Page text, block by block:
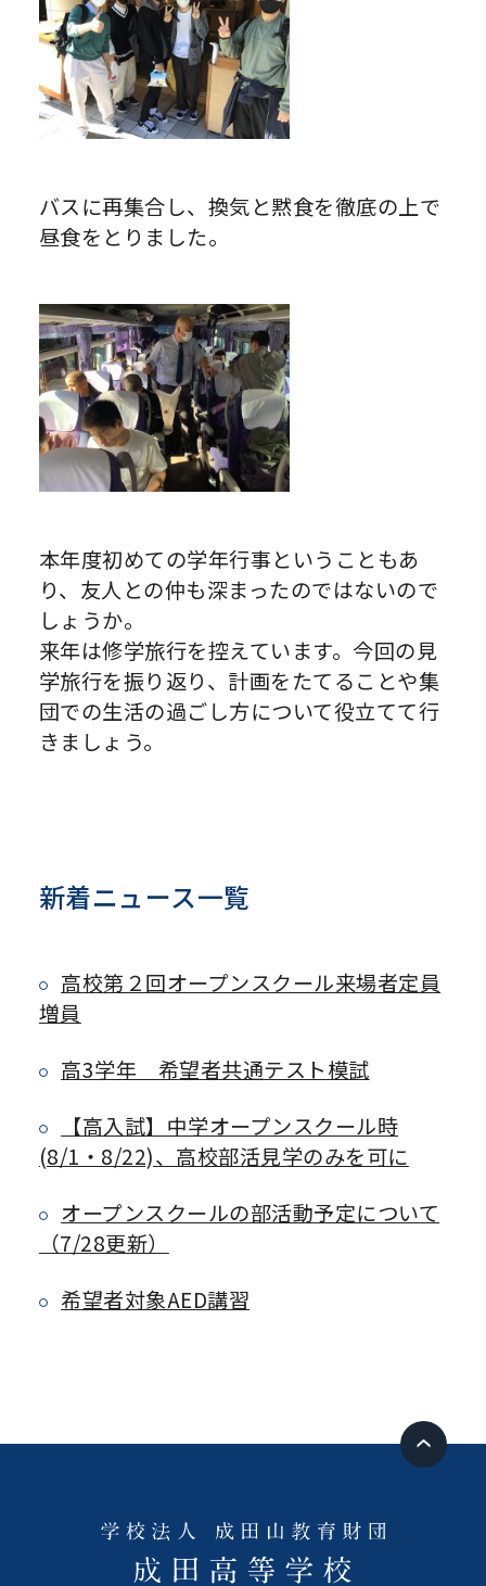
バスに再集合し、換気と黙食を徹底の上で
昼食をとりました。
本年度初めての学年行事ということもあ
り、友人との仲も深まったのではないので
しょうか。
来年は修学旅行を控えています。今回の見
学旅行を振り返り、計画をたてることや集
団での生活の過ごし方について役立てて行
きましょう。
新着ニュース一覧
高校第２回オープンスクール来場者定員
増員
高3学年 希望者共通テスト模試
【高入試】中学オープンスクール時
(8/1・8/22)、高校部活見学のみを可に
オープンスクールの部活動予定について
（7/28更新）
希望者対象AED講習